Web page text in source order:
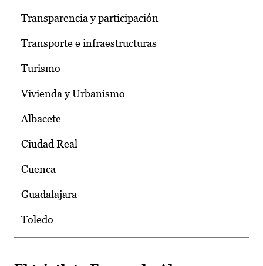
Transparencia y participación
Transporte e infraestructuras
Turismo
Vivienda y Urbanismo
Albacete
Ciudad Real
Cuenca
Guadalajara
Toledo